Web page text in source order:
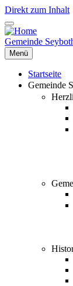
Direkt zum Inhalt
Gemeinde
Menü
Startseite
Gemeinde